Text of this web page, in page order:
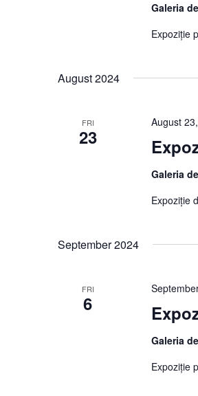
Galeria
Expoziție
August 2024
FRI
23
August
Galeria
Expoziție
September 2024
FRI
6
Galeria
Expoziție